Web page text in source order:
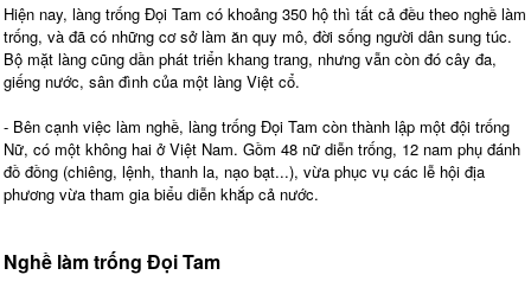
Hiện nay, làng trống Đọi Tam có khoảng 350 hộ thì tất cả đều theo nghề làm
trống, và đã có những cơ sở làm ăn quy mô, đời sống người dân sung túc.
Bộ mặt làng cũng dần phát triển khang trang, nhưng vẫn còn đó cây đa,
giếng nước, sân đình của một làng Việt cổ.
- Bên cạnh việc làm nghề, làng trống Đọi Tam còn thành lập một đội trống
Nữ, có một không hai ở Việt Nam. Gồm 48 nữ diễn trống, 12 nam phụ đánh
đồ đồng (chiêng, lệnh, thanh la, nạo bạt...), vừa phục vụ các lễ hội địa
phương vừa tham gia biểu diễn khắp cả nước.
Nghề làm trống Đọi Tam